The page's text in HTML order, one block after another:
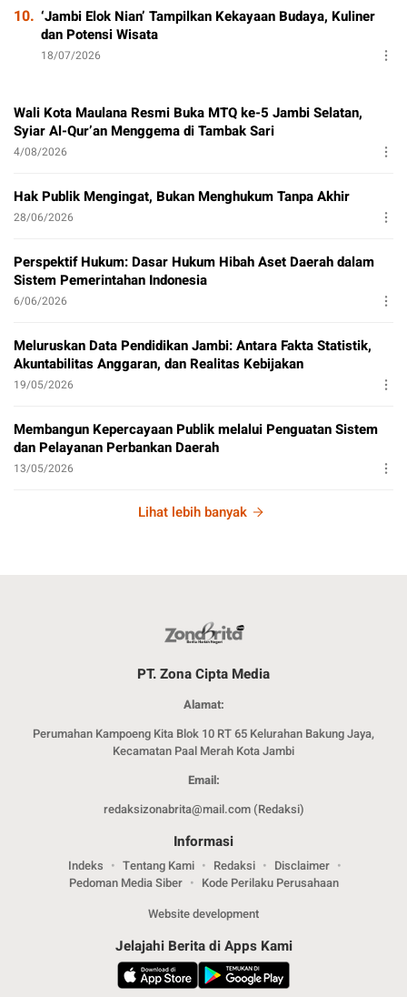
10. ‘Jambi Elok Nian’ Tampilkan Kekayaan Budaya, Kuliner
dan Potensi Wisata
18/07/2026
Wali Kota Maulana Resmi Buka MTQ ke-5 Jambi Selatan,
Syiar Al-Qur’an Menggema di Tambak Sari
4/08/2026
Hak Publik Mengingat, Bukan Menghukum Tanpa Akhir
28/06/2026
Perspektif Hukum: Dasar Hukum Hibah Aset Daerah dalam
Sistem Pemerintahan Indonesia
6/06/2026
Meluruskan Data Pendidikan Jambi: Antara Fakta Statistik,
Akuntabilitas Anggaran, dan Realitas Kebijakan
19/05/2026
Membangun Kepercayaan Publik melalui Penguatan Sistem
dan Pelayanan Perbankan Daerah
13/05/2026
Lihat lebih banyak
PT. Zona Cipta Media
Alamat:
Perumahan Kampoeng Kita Blok 10 RT 65 Kelurahan Bakung Jaya,
Kecamatan Paal Merah Kota Jambi
Email:
redaksizonabrita@mail.com (Redaksi)
Informasi
Indeks Tentang Kami Redaksi
Disclaimer
Pedoman Media Siber
Kode Perilaku Perusahaan
Website development
Jelajahi Berita di Apps Kami